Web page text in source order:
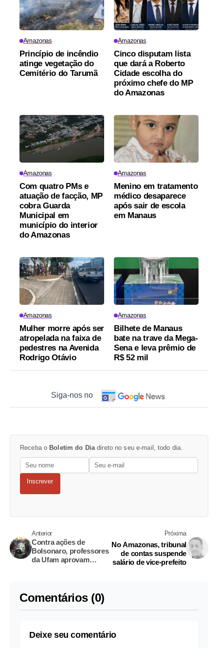
Amazonas
Princípio de incêndio
atinge vegetação do
Cemitério do Tarumã
Amazonas
Cinco disputam lista
que dará a Roberto
Cidade escolha do
próximo chefe do MP
do Amazonas
Amazonas
Com quatro PMs e
atuação de facção, MP
cobra Guarda
Municipal em
município do interior
do Amazonas
Amazonas
Menino em tratamento
médico desaparece
após sair de escola
em Manaus
Amazonas
Mulher morre após ser
atropelada na faixa de
pedestres na Avenida
Rodrigo Otávio
Amazonas
Bilhete de Manaus
bate na trave da Mega-
Sena e leva prêmio de
R$ 52 mil
Siga-nos no
Receba o Boletim do Diadireto no seu e-mail, todo dia.
Inscrever
Anterior
Contra ações de
Bolsonaro, professores
da Ufam aprovam
Próxima
No Amazonas, tribunal
de contas suspende
salário de vice-prefeito
Comentários (0)
Deixe seu comentário